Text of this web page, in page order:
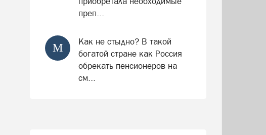
преп...
М
Как не стыдно? В такой
богатой стране как Россия
обрекать пенсионеров на
см...